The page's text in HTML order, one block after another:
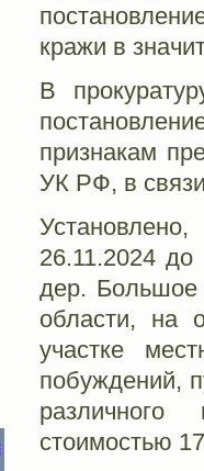
кражи в
В
признакам
УК РФ, в
26.11.2024 до
дер. Большое
области, на
участке
побуждений,
стоимостью